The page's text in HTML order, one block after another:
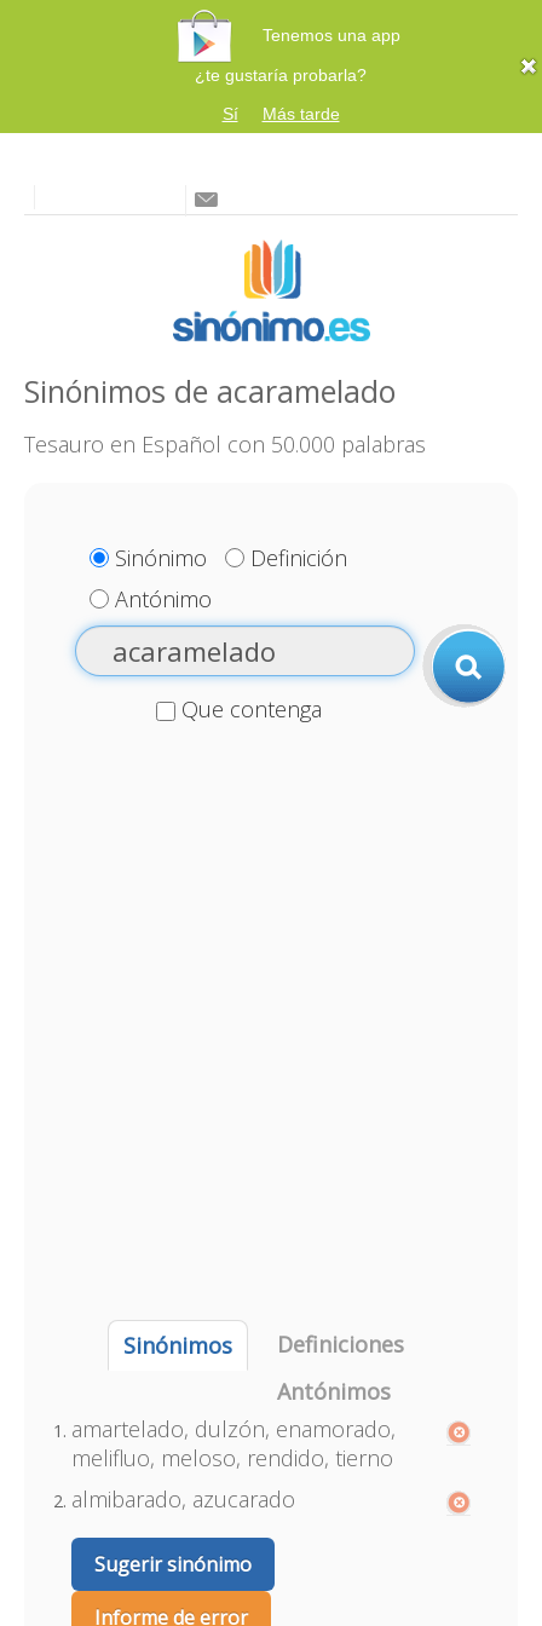
Tenemos una app
¿te gustaría probarla?
Sí
Más tarde
Sinónimos de acaramelado
Tesauro en Español con 50.000 palabras
Sinónimo
Definición
Antónimo
Que contenga
Sinónimos
Definiciones
Antónimos
amartelado, dulzón, enamorado,
melifluo, meloso, rendido, tierno
almibarado, azucarado
Sugerir sinónimo
Informe de error